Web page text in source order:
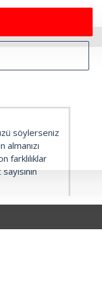
söylerseniz
farklılıklar